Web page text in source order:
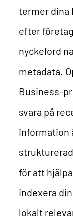
termer dina
efter
nyckelord
metadata.
Business-
svara på
information
för att
indexera
lokalt